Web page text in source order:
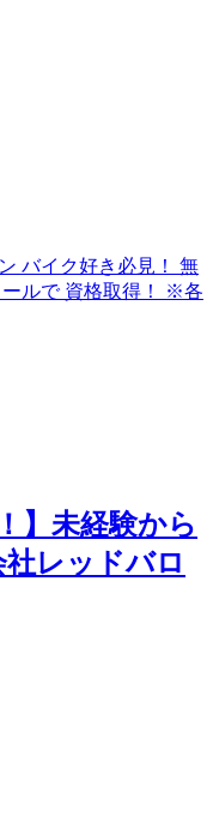
】未経験から
レッドバロ